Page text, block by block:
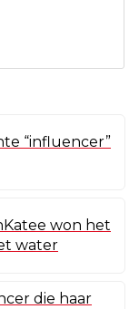
“influencer”
won het
water
die haar